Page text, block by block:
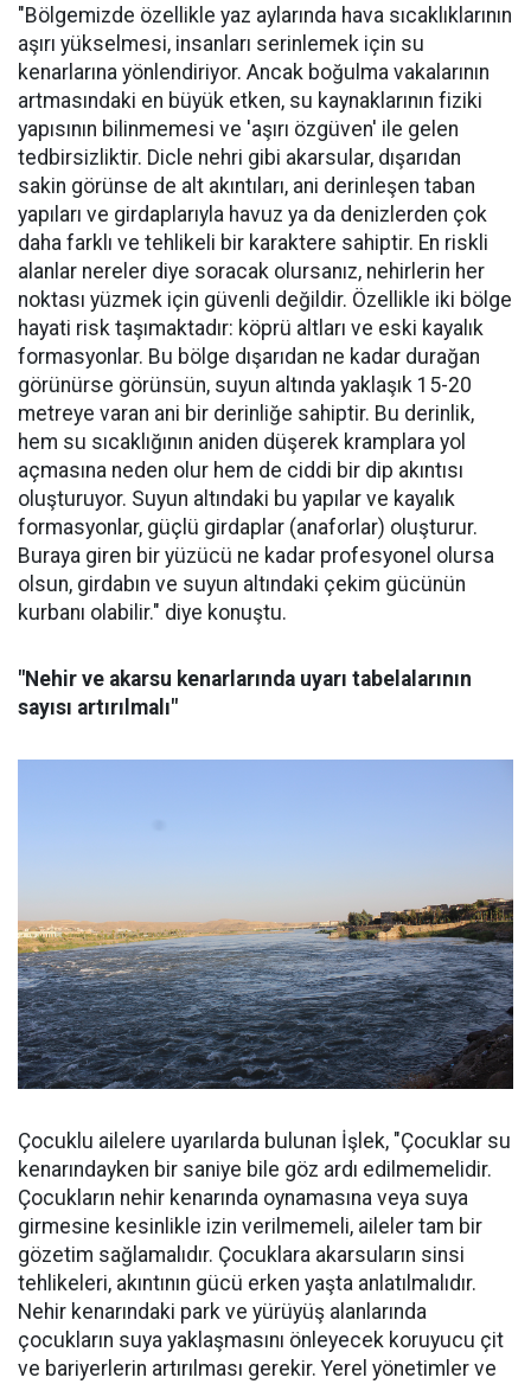
"Bölgemizde özellikle yaz aylarında hava sıcaklıklarının
aşırı yükselmesi, insanları serinlemek için su
kenarlarına yönlendiriyor. Ancak boğulma vakalarının
artmasındaki en büyük etken, su kaynaklarının fiziki
yapısının bilinmemesi ve 'aşırı özgüven' ile gelen
tedbirsizliktir. Dicle nehri gibi akarsular, dışarıdan
sakin görünse de alt akıntıları, ani derinleşen taban
yapıları ve girdaplarıyla havuz ya da denizlerden çok
daha farklı ve tehlikeli bir karaktere sahiptir. En riskli
alanlar nereler diye soracak olursanız, nehirlerin her
noktası yüzmek için güvenli değildir. Özellikle iki bölge
hayati risk taşımaktadır: köprü altları ve eski kayalık
formasyonlar. Bu bölge dışarıdan ne kadar durağan
görünürse görünsün, suyun altında yaklaşık 15-20
metreye varan ani bir derinliğe sahiptir. Bu derinlik,
hem su sıcaklığının aniden düşerek kramplara yol
açmasına neden olur hem de ciddi bir dip akıntısı
oluşturuyor. Suyun altındaki bu yapılar ve kayalık
formasyonlar, güçlü girdaplar (anaforlar) oluşturur.
Buraya giren bir yüzücü ne kadar profesyonel olursa
olsun, girdabın ve suyun altındaki çekim gücünün
kurbanı olabilir." diye konuştu.
"Nehir ve akarsu kenarlarında uyarı tabelalarının
sayısı artırılmalı"
Çocuklu ailelere uyarılarda bulunan İşlek, "Çocuklar su
kenarındayken bir saniye bile göz ardı edilmemelidir.
Çocukların nehir kenarında oynamasına veya suya
girmesine kesinlikle izin verilmemeli, aileler tam bir
gözetim sağlamalıdır. Çocuklara akarsuların sinsi
tehlikeleri, akıntının gücü erken yaşta anlatılmalıdır.
Nehir kenarındaki park ve yürüyüş alanlarında
çocukların suya yaklaşmasını önleyecek koruyucu çit
ve bariyerlerin artırılması gerekir. Yerel yönetimler ve